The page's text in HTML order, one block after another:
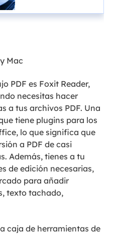
Mac
PDF es Foxit Reader,
necesitas hacer
a tus archivos PDF. Una
tiene plugins para los
lo que significa que
a PDF de casi
Además, tienes a tu
de edición necesarias,
para añadir
texto tachado,
caja de herramientas de